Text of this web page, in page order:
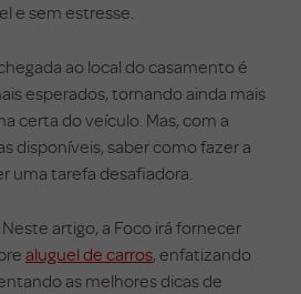
e sem estresse.
ao local do casamento é
esperados, tornando ainda mais
certa do veículo. Mas, com a
disponíveis, saber como fazer a
uma tarefa desafiadora.
artigo, a Foco irá fornecer
aluguel de carros, enfatizando
as melhores dicas de